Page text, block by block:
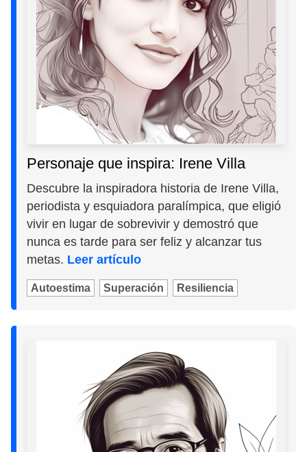
Personaje que inspira: Irene Villa
Descubre la inspiradora historia de Irene Villa,
periodista y esquiadora paralímpica, que eligió
vivir en lugar de sobrevivir y demostró que
nunca es tarde para ser feliz y alcanzar tus
metas. Leer artículo
Autoestima Superación Resiliencia